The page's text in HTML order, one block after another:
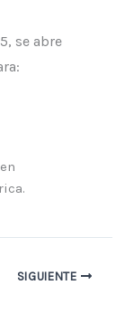
se abre
SIGUIENTE